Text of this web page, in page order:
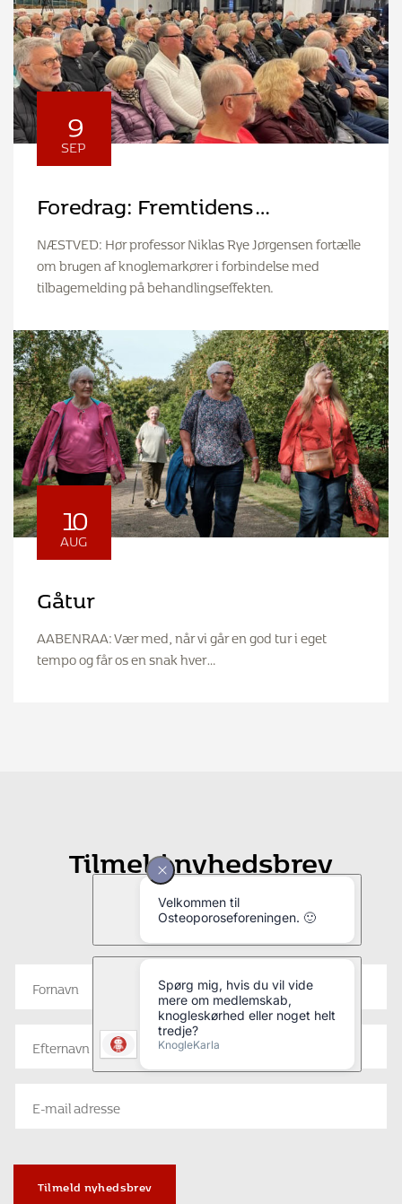
9
SEP
Foredrag: Fremtidens
behandling med fokus på
knoglemarkører
NÆSTVED: Hør professor Niklas Rye Jørgensen fortælle
om brugen af knoglemarkører i forbindelse med
tilbagemelding på behandlingseffekten.
10
AUG
Gåtur
AABENRAA: Vær med, når vi går en god tur i eget
tempo og får os en snak hver…
Tilmeld nyhedsbrev
Vil du have seneste nyt fra
Osteoporoseforeningen?
Tilmeld nyhedsbrev